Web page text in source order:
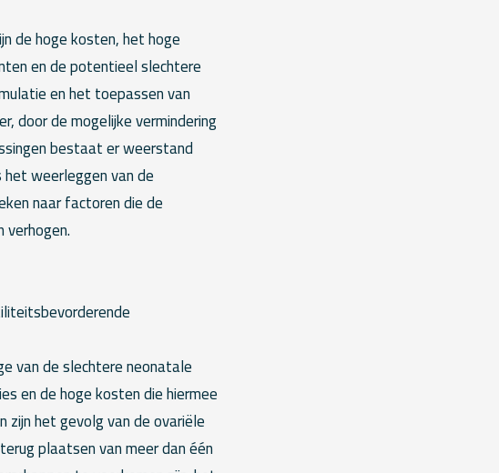
de hoge kosten, het hoge
en de potentieel slechtere
en het toepassen van
door de mogelijke vermindering
bestaat er weerstand
weerleggen van de
naar factoren die de
van de slechtere neonatale
en de hoge kosten die hiermee
het gevolg van de ovariële
plaatsen van meer dan één